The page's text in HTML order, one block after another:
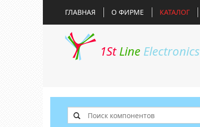
ГЛАВНАЯ О ФИРМЕ КАТАЛОГ
1St Line Electronics